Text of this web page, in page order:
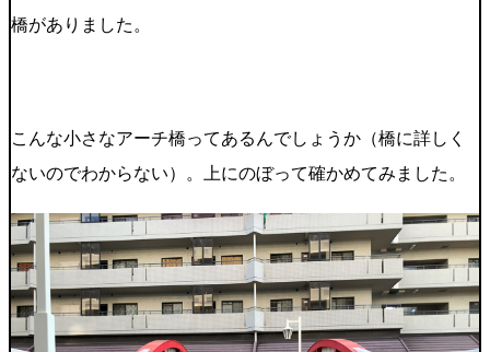
橋がありました。
こんな小さなアーチ橋ってあるんでしょうか（橋に詳しく
ないのでわからない）。上にのぼって確かめてみました。